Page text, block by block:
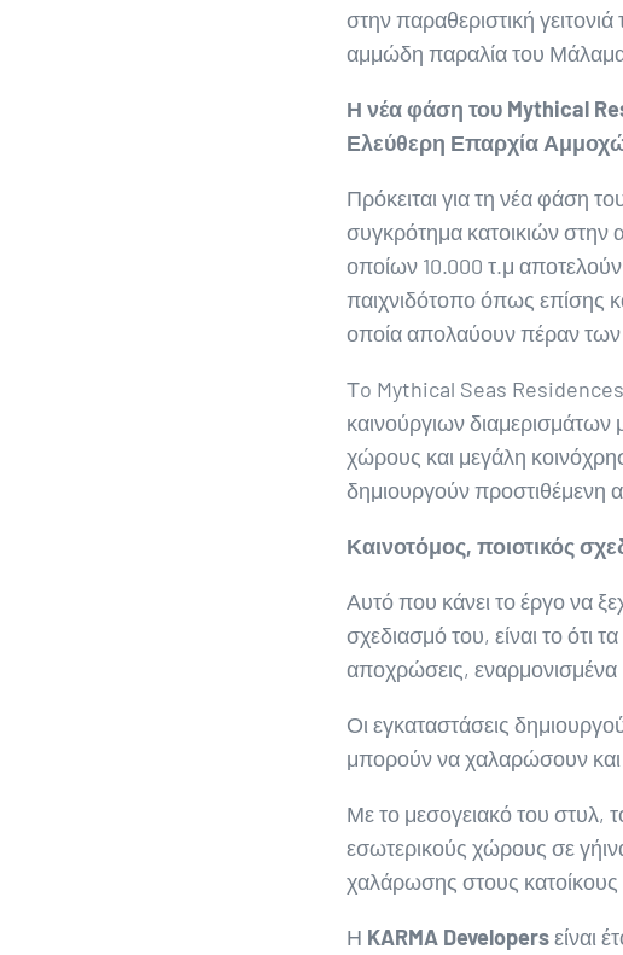
στην παραθεριστική
αμμώδη παραλία του
Η νέα φάση του Mythical
Ελεύθερη Επαρχία
Πρόκειται για τη νέα φάση
συγκρότημα κατοικιών στην
οποίων 10.000 τ.μ
παιχνιδότοπο όπως επίσης
οποία απολαύουν πέραν των
Τo Mythical Seas
καινούργιων
χώρους και μεγάλη
δημιουργούν προστιθέμενη
Καινοτόμος, ποιοτικός
Αυτό που κάνει το έργο να
σχεδιασμό του, είναι το ότι
αποχρώσεις, εναρμονισμένα
Οι εγκαταστάσεις
μπορούν να χαλαρώσουν και
Με το μεσογειακό του στυλ,
εσωτερικούς χώρους σε
χαλάρωσης στους κατοίκους
Η KARMA Developersείναι